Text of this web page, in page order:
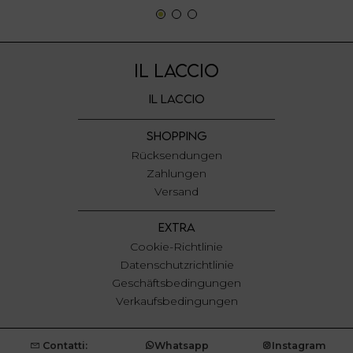
IL LACCIO
IL LACCIO
SHOPPING
Rücksendungen
Zahlungen
Versand
EXTRA
Cookie-Richtlinie
Datenschutzrichtlinie
Geschäftsbedingungen
Verkaufsbedingungen
Contatti:
Whatsapp Instagram